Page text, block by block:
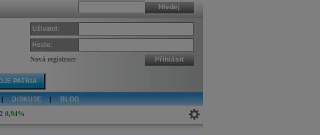
Hledej
Uživatel:
Heslo:
Nová registrace Přihlásit
PATRIA
DISKUSE BLOG
0,94%